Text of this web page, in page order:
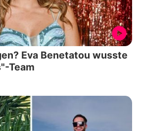
Eva Benetatou wusste
Team